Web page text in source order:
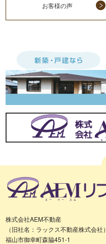
お客様の声
株式会社AEM不動産
（旧社名：ラックス不動産株式会社）
福山市御幸町森脇451-1